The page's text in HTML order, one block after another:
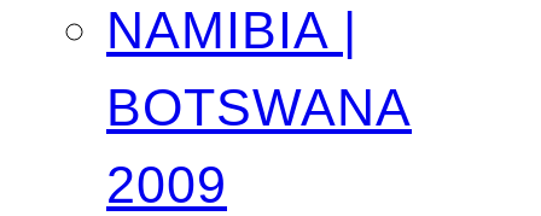
NAMIBIA |
BOTSWANA
2009